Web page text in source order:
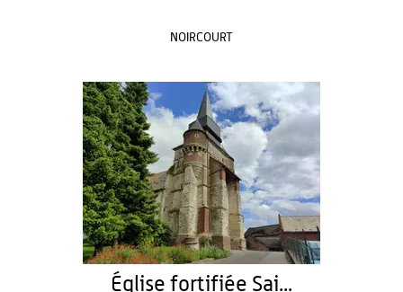
NOIRCOURT
Église fortifiée Sai...